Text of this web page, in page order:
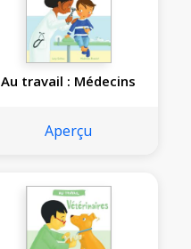
Au travail : Médecins
Aperçu